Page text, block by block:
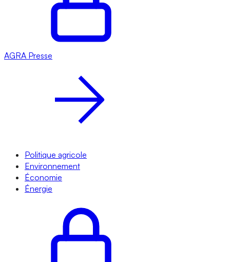
AGRA Presse
Politique agricole
Environnement
Économie
Énergie